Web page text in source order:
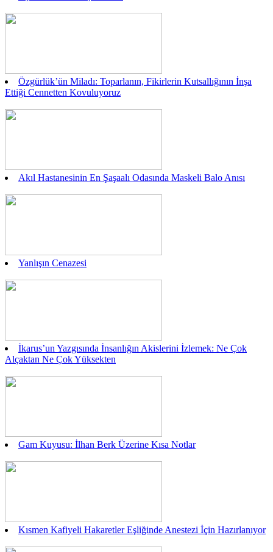
Özgürlük’ün Miladı: Toparlanın, Fikirlerin Kutsallığının İnşa
Ettiği Cennetten Kovuluyoruz
Akıl Hastanesinin En Şaşaalı Odasında Maskeli Balo Anısı
Yanlışın Cenazesi
İkarus’un Yazgısında İnsanlığın Akislerini İzlemek: Ne Çok
Alçaktan Ne Çok Yüksekten
Gam Kuyusu: İlhan Berk Üzerine Kısa Notlar
Kısmen Kafiyeli Hakaretler Eşliğinde Anestezi İçin Hazırlanıyor